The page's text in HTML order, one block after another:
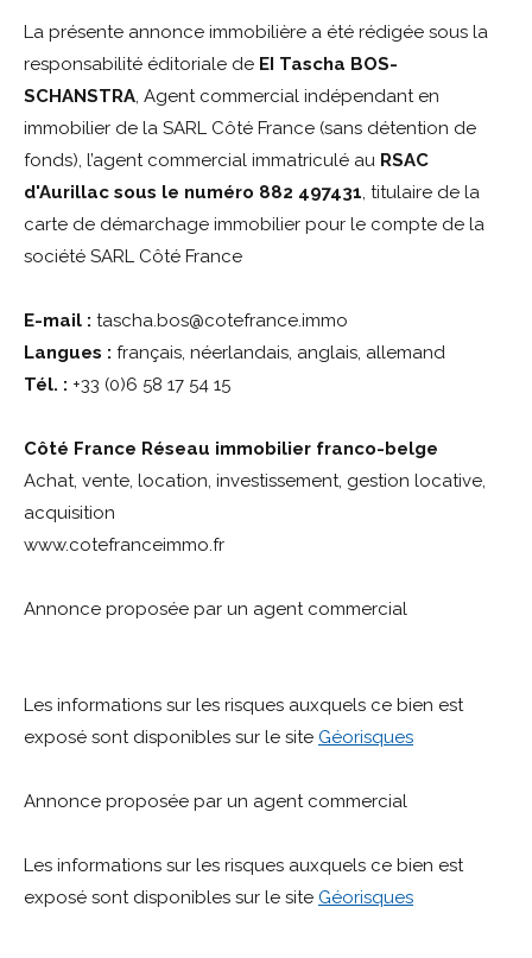
La présente annonce immobilière a été rédigée sous la
responsabilité éditoriale de EI Tascha BOS-
SCHANSTRA , Agent commercial indépendant en
immobilier de la SARL Côté France (sans détention de
fonds), l’agent commercial immatriculé au RSAC
d'Aurillac sous le numéro 882 497431 , titulaire de la
carte de démarchage immobilier pour le compte de la
société SARL Côté France
E-mail : tascha.bos@cotefrance.immo
Langues : français, néerlandais, anglais, allemand
Tél. : +33 (0)6 58 17 54 15
Côté France Réseau immobilier franco-belge
Achat, vente, location, investissement, gestion locative,
acquisition
www.cotefranceimmo.fr
Annonce proposée par un agent commercial
Les informations sur les risques auxquels ce bien est
exposé sont disponibles sur le site Géorisques
Annonce proposée par un agent commercial
Les informations sur les risques auxquels ce bien est
exposé sont disponibles sur le site Géorisques